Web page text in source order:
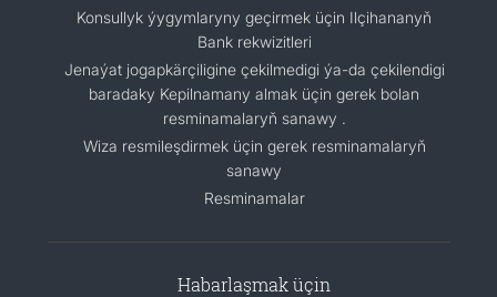
Konsullyk ýygymlaryny geçirmek üçin Ilçihananyň
Bank rekwizitleri
Jenaýat jogapkärçiligine çekilmedigi ýa-da çekilendigi
baradaky Kepilnamany almak üçin gerek bolan
resminamalaryň sanawy .
Wiza resmileşdirmek üçin gerek resminamalaryň
sanawy
Resminamalar
Habarlaşmak üçin